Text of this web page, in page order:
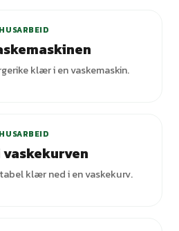
HUSARBEID
klær i en vaskemaskin.
HUSARBEID
vaskekurven
klær ned i en vaskekurv.